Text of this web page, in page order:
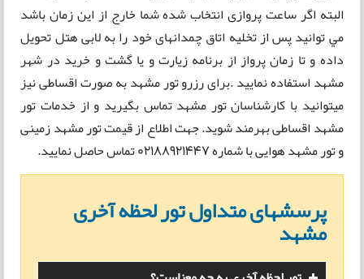
البته اگر ساعت پروازی انتخاب شده شما خارج از اين زمان باشد
مي توانيد پس از تخليه اتاق چمدانهای خود را به لابی هتل تحويل
داده و تا زمان پرواز از برنامه زیارت و یا گشت و خرید در شهر
مشهد استفاده نمایید .برای رزرو تور مشهد به صورت اقساطی نیز
میتوانید با کارشناسان تور مشهد تماس بگیرید و از خدمات تور
مشهد اقساطی بهرمند شوید. جهت اطلاع از قیمت تور مشهد زمینی
و تور مشهد هوایی با شماره 02188921447 تماس حاصل نمایید.
پرسشهای متداول تور لحظه آخری
مشهد